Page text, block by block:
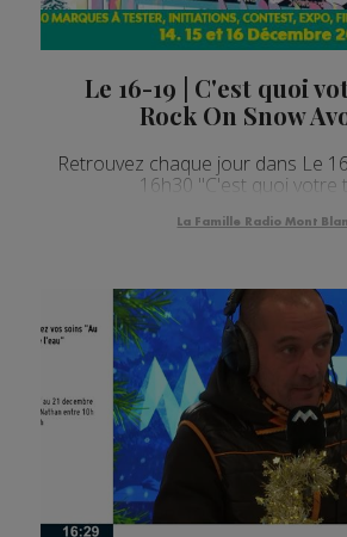
Le 16-19 | C'est quoi
Rock On Snow
Retrouvez chaque jour dans Le
16h30 "C'est quoi votre
La Famille Radio Mont